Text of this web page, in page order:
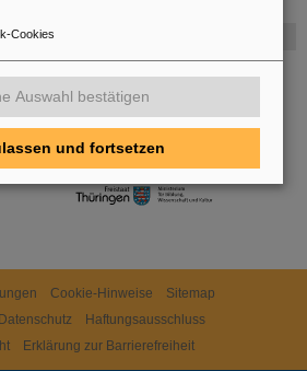
Cookie-Hinweise
Sitemap
Datenschutz
Haftungsausschluss
Erklärung zur Barrierefreiheit
Cookies
Auswahl bestätigen
und fortsetzen